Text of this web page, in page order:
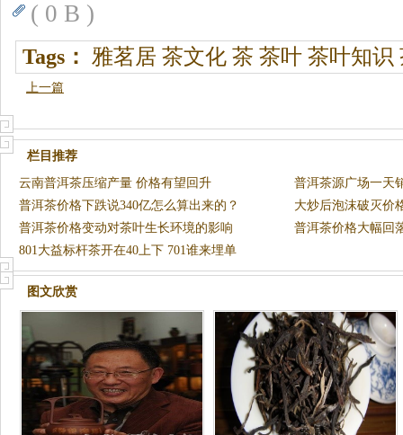
( 0 B )
Tags： 雅茗居 茶文化 茶 茶叶 茶叶知识
上一篇
栏目推荐
云南普洱茶压缩产量 价格有望回升
普洱茶源广场一天
普洱茶价格下跌说340亿怎么算出来的？
大炒后泡沫破灭价
本位
普洱茶价格变动对茶叶生长环境的影响
普洱茶价格大幅回
801大益标杆茶开在40上下 701谁来埋单
图文欣赏